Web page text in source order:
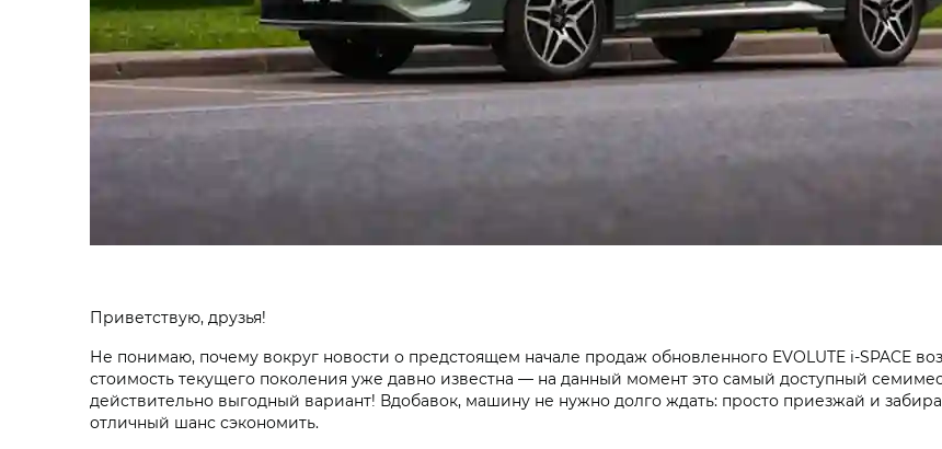
Приветствую, друзья!
Не понимаю, почему вокруг новости о предстоящем начале продаж обновленного EVOLUTE i‑SPACE
стоимость текущего поколения уже давно известна — на данный момент это самый доступный
действительно выгодный вариант! Вдобавок, машину не нужно долго ждать: просто приезжай и
отличный шанс сэкономить.